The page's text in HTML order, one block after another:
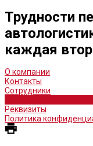
Трудности
каждая
О компании
Контакты
Сотрудники
Реквизиты
Политика